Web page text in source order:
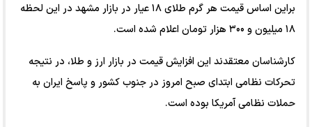
براین اساس قیمت هر گرم طلای ۱۸ عیار در بازار مشهد در این لحظه
۱۸ میلیون و ۳۰۰ هزار تومان اعلام شده است.
کارشناسان معتقدند این افزایش قیمت در بازار ارز و طلا، در نتیجه
تحرکات نظامی ابتدای صبح امروز در جنوب کشور و پاسخ ایران به
حملات نظامی آمریکا بوده است.